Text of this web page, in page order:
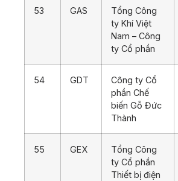
53 GAS
Tổng Công
ty Khí Việt
Nam – Công
ty Cổ phần
54 GDT
Công ty Cổ
phần Chế
biến Gỗ Đức
Thành
55 GEX
Tổng Công
ty Cổ phần
Thiết bị điện